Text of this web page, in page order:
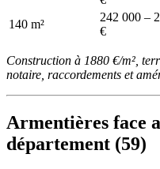
140 m²
242 000 –
€
Construction à 1880 €/m²,
notaire, raccordements et
Armentières face
département (59)